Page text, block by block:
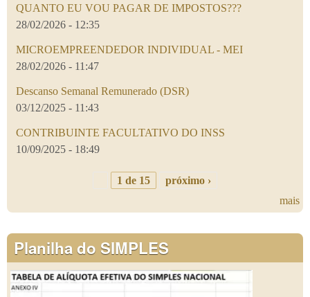
QUANTO EU VOU PAGAR DE IMPOSTOS???
28/02/2026 - 12:35
MICROEMPREENDEDOR INDIVIDUAL - MEI
28/02/2026 - 11:47
Descanso Semanal Remunerado (DSR)
03/12/2025 - 11:43
CONTRIBUINTE FACULTATIVO DO INSS
10/09/2025 - 18:49
1 de 15
próximo ›
mais
Planilha do SIMPLES